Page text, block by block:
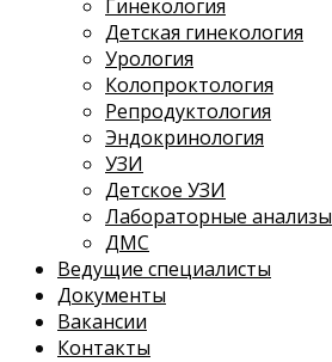
Гинекология
Детская гинекология
Урология
Колопроктология
Репродуктология
Эндокринология
УЗИ
Детское УЗИ
Лабораторные анализы
ДМС
Ведущие специалисты
Документы
Вакансии
Контакты